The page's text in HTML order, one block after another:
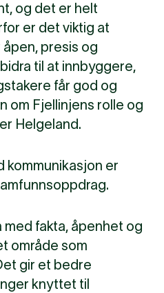
og det er helt
er det viktig at
presis og
til at innbyggere,
får god og
om Fjellinjens rolle og
Helgeland.
kommunikasjon er
med fakta, åpenhet og
område som
gir et bedre
knyttet til